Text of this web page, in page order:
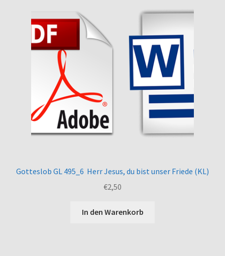
Gotteslob GL 495_6 Herr Jesus, du bist unser Friede (KL)
€2,50
In den Warenkorb